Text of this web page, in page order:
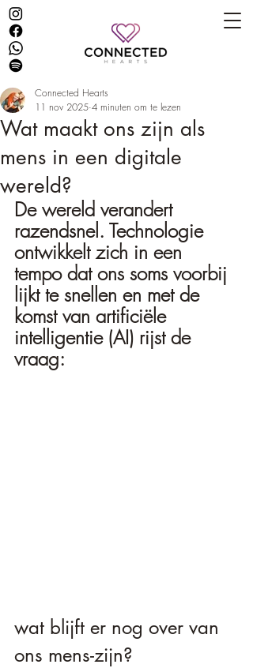
Wat maakt ons zijn als
mens in een digitale
wereld?
Connected Hearts
11 nov 2025 4 minuten om te lezen
De wereld verandert
razendsnel. Technologie
ontwikkelt zich in een
tempo dat ons soms voorbij
lijkt te snellen en met de
komst van artificiële
intelligentie (AI) rijst de
vraag:
wat blijft er nog over van
ons mens-zijn?